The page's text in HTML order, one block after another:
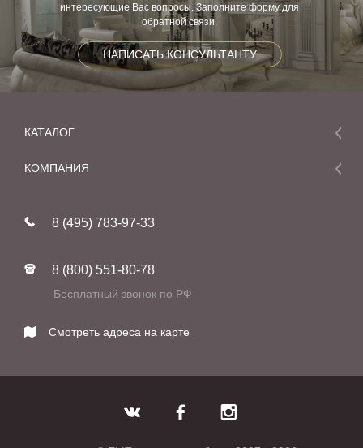
интересующие Вас вопросы. Заполните форму для
обратной связи.
НАПИСАТЬ КОНСУЛЬТАНТУ
КАТАЛОГ
Мебель
Фабрики
КОМПАНИЯ
Реставрация
Контакты
8 (495) 783-97-33
8 (800) 551-80-78
Бесплатный звонок по РФ
Смотреть адреса на карте